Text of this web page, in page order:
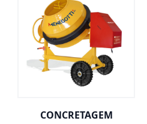
CONCRETAGEM